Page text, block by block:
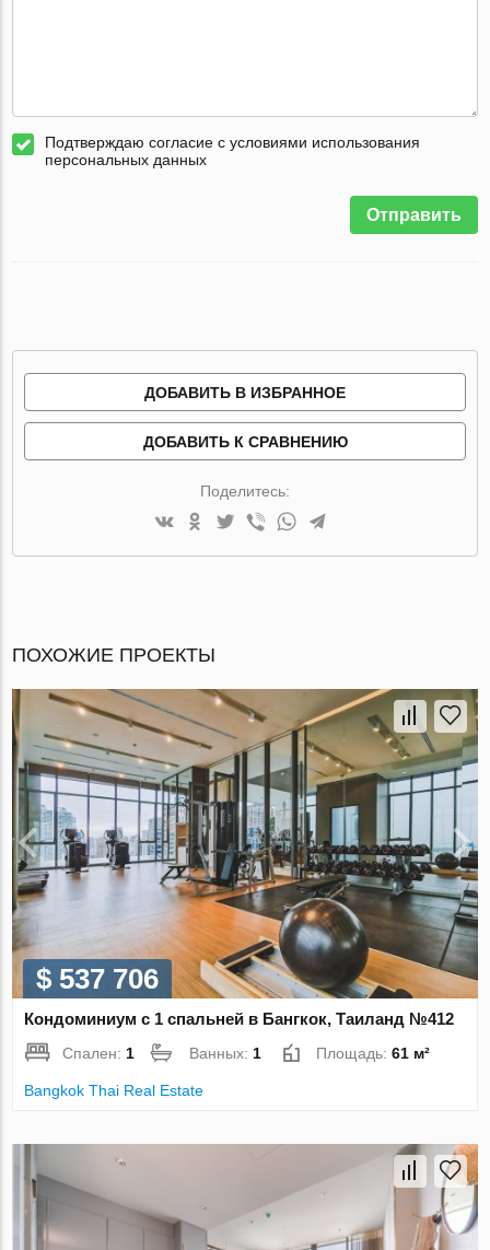
Подтверждаю согласие с условиями использования
персональных данных
Отправить
ДОБАВИТЬ В ИЗБРАННОЕ
ДОБАВИТЬ К СРАВНЕНИЮ
Поделитесь:
ПОХОЖИЕ ПРОЕКТЫ
$ 537 706
Кондоминиум с 1 спальней в Бангкок, Таиланд №412
Спален:1 Ванных:1 Площадь:61 м²
Bangkok Thai Real Estate